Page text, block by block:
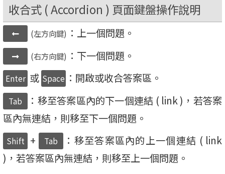
收合式 ( Accordion ) 頁面鍵盤操作說明
(左方向鍵) ：上一個問題。
(右方向鍵) ：下一個問題。
Enter 或 Space ：開啟或收合答案區。
Tab
：移至答案區內的下一個連結 ( link )，若答案
區內無連結，則移至下一個問題。
Shift + Tab
：移至答案區內的上一個連結 ( link
)，若答案區內無連結，則移至上一個問題。